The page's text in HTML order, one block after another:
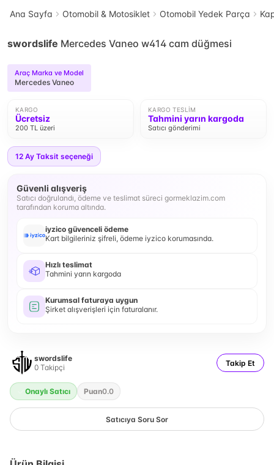
Ana Sayfa Otomobil & Motosiklet Otomobil Yedek Parça
swordslife Mercedes Vaneo w414 cam düğmesi
Araç Marka ve Model
Mercedes Vaneo
KARGO
Ücretsiz
200 TL üzeri
KARGO TESLIM
Tahmini yarın kargoda
Satıcı gönderimi
12 Ay Taksit seçeneği
Güvenli alışveriş
Satıcı doğrulandı, ödeme ve teslimat süreci gormeklazim.com
tarafından koruma altında.
iyzico güvenceli ödeme
Kart bilgileriniz şifreli, ödeme iyzico korumasında.
Hızlı teslimat
Tahmini yarın kargoda
Kurumsal faturaya uygun
Şirket alışverişleri için faturalanır.
swordslife
0 Takipçi Takip Et
Onaylı Satıcı Puan0.0
Satıcıya Soru Sor